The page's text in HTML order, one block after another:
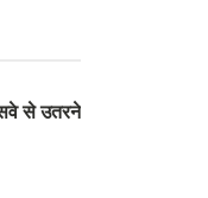
से उतरने